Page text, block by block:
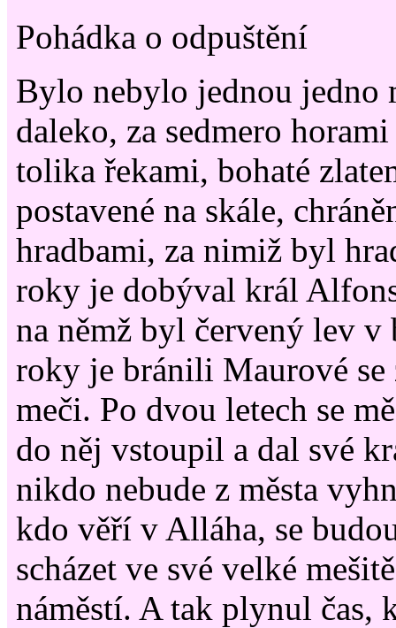
Pohádka o odpuštění
Bylo nebylo jednou jedno
daleko, za sedmero
tolika řekami, bohaté
postavené na skále,
hradbami, za nimiž byl
roky je dobýval král
na němž byl červený lev
roky je bránili Maurové
meči. Po dvou letech se
do něj vstoupil a dal své
nikdo nebude z města
kdo věří v Alláha, se
scházet ve své velké
náměstí. A tak plynul čas,